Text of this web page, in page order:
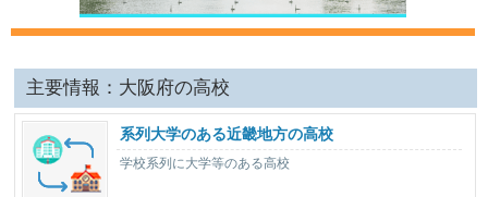
主要情報：大阪府の高校
系列大学のある近畿地方の高校
学校系列に大学等のある高校